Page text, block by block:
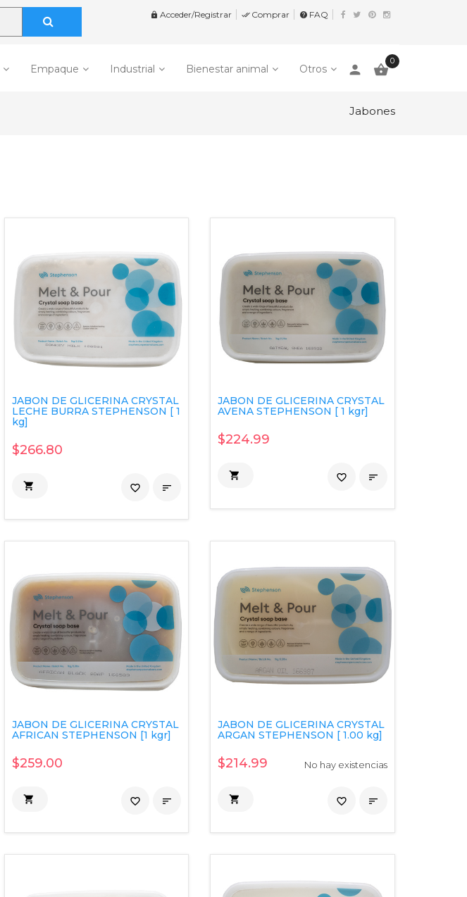
 Acceder/Registrar  Comprar help FAQ
Empaque Industrial Bienestar animal Otros person 
0
Jabones
JABON DE GLICERINA CRYSTAL
LECHE BURRA STEPHENSON [ 1
kg]
$266.80
 
favorite_border
JABON DE GLICERINA CRYSTAL
AVENA STEPHENSON [ 1 kgr]
$224.99
 
favorite_border
JABON DE GLICERINA CRYSTAL
AFRICAN STEPHENSON [1 kgr]
$259.00
 
favorite_border
JABON DE GLICERINA CRYSTAL
ARGAN STEPHENSON [ 1.00 kg]
$214.99 No hay existencias
 
favorite_border